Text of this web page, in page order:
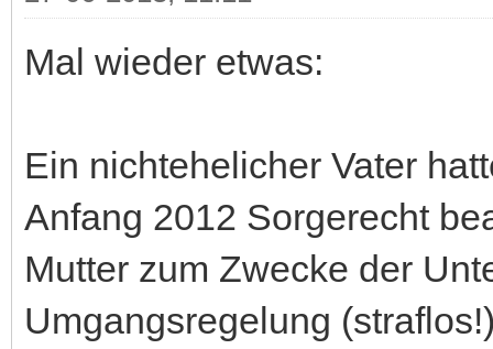
Mal wieder etwas:
Ein nichtehelicher Vater
Anfang 2012 Sorgerecht
Mutter zum Zwecke der
Umgangsregelung